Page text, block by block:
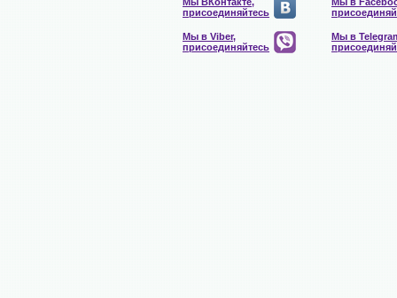
присоединяйтесь
Мы в Viber,
присоединяйтесь
Мы в